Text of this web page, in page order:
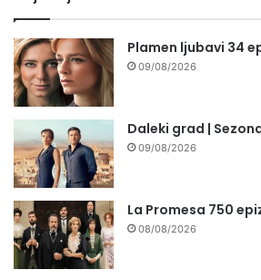
Plamen ljubavi 34
09/08/2026
Daleki grad |
09/08/2026
La Promesa 750
08/08/2026